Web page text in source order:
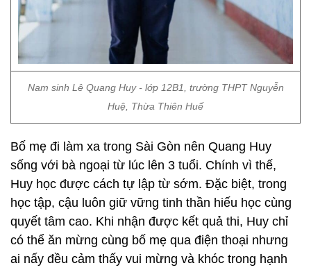
Nam sinh Lê Quang Huy - lớp 12B1, trường THPT Nguyễn
Huệ, Thừa Thiên Huế
Bố mẹ đi làm xa trong Sài Gòn nên Quang Huy
sống với bà ngoại từ lúc lên 3 tuổi. Chính vì thế,
Huy học được cách tự lập từ sớm. Đặc biệt, trong
học tập, cậu luôn giữ vững tinh thần hiếu học cùng
quyết tâm cao. Khi nhận được kết quả thi, Huy chỉ
có thể ăn mừng cùng bố mẹ qua điện thoại nhưng
ai nấy đều cảm thấy vui mừng và khóc trong hạnh